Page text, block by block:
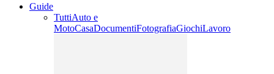
Guide
TuttiAuto e
MotoCasaDocumentiFotografiaGiochiLavoro